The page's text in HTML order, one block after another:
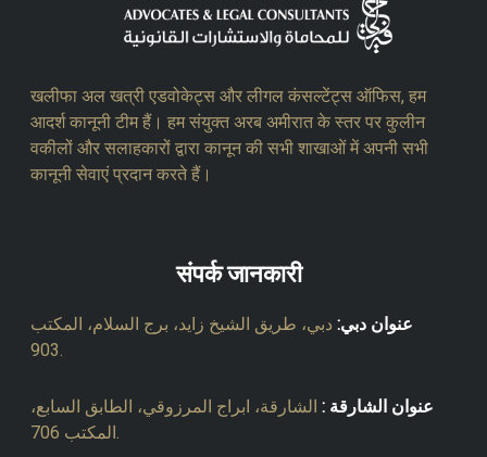
खलीफा अल खत्री एडवोकेट्स और लीगल कंसल्टेंट्स ऑफिस, हम
आदर्श कानूनी टीम हैं। हम संयुक्त अरब अमीरात के स्तर पर कुलीन
वकीलों और सलाहकारों द्वारा कानून की सभी शाखाओं में अपनी सभी
कानूनी सेवाएं प्रदान करते हैं।
संपर्क जानकारी
عنوان دبي: دبي، طريق الشيخ زايد، برج السلام، المكتب
903.
عنوان الشارقة : الشارقة، ابراج المرزوقي، الطابق السابع،
المكتب 706.